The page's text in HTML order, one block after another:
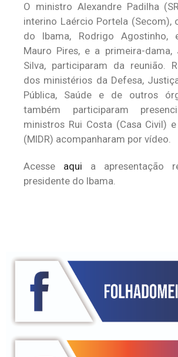
O ministro Alexandre Padilha
interino Laércio Portela (Secom),
do Ibama, Rodrigo Agostinho,
Mauro Pires, e a primeira-dama,
Silva, participaram da reunião.
dos ministérios da Defesa,
Pública, Saúde e de outros
também participaram
ministros Rui Costa (Casa Civil)
(MIDR) acompanharam por vídeo.
Acesse aqui a apresentação
presidente do Ibama.